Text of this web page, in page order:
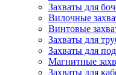
Захваты для
Вилочные
Винтовые
Захваты для
Захваты для
Магнитные
Захваты для